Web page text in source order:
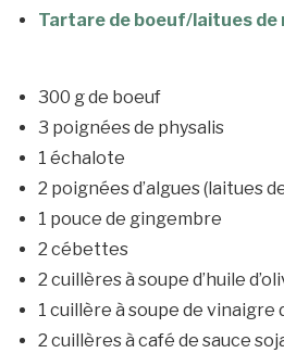
Tartare de boeuf/laitues de
300 g de boeuf
3 poignées de physalis
1 échalote
2 poignées d’algues (laitues
1 pouce de gingembre
2 cébettes
2 cuillères à soupe d’huile
1 cuillère à soupe de vinaigre
2 cuillères à café de sauce